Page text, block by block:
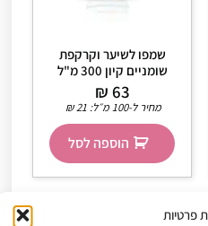
פרטיות
שמפו לשיער וקרקפת
שומניים קיון 300 מ"ל
₪63
מחיר ל-100 מ״ל: ₪21
הוספה לסל